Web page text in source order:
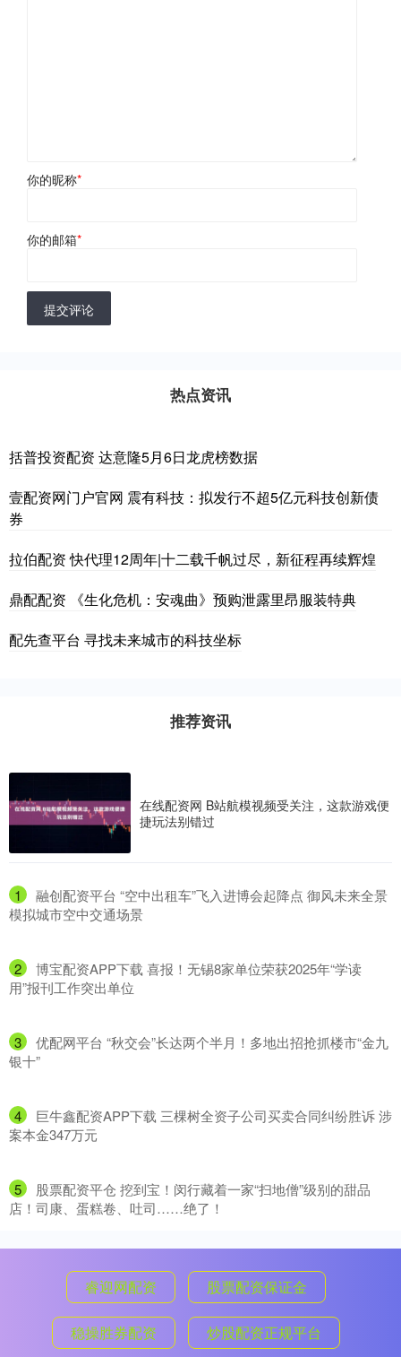
你的昵称*
你的邮箱*
提交评论
热点资讯
括普投资配资 达意隆5月6日龙虎榜数据
壹配资网门户官网 震有科技：拟发行不超5亿元科技创新债
券
拉伯配资 快代理12周年|十二载千帆过尽，新征程再续辉煌
鼎配配资 《生化危机：安魂曲》预购泄露里昂服装特典
配先查平台 寻找未来城市的科技坐标
推荐资讯
在线配资网 B站航模视频受关注，这款游戏便
捷玩法别错过
1
​融创配资平台 “空中出租车”飞入进博会起降点 御风未来全景
模拟城市空中交通场景
2
​博宝配资APP下载 喜报！无锡8家单位荣获2025年“学读
用”报刊工作突出单位
3
​优配网平台 “秋交会”长达两个半月！多地出招抢抓楼市“金九
银十”
4
​巨牛鑫配资APP下载 三棵树全资子公司买卖合同纠纷胜诉 涉
案本金347万元
5
​股票配资平仓 挖到宝！闵行藏着一家“扫地僧”级别的甜品
店！司康、蛋糕卷、吐司……绝了！
睿迎网配资 股票配资保证金
稳操胜券配资 炒股配资正规平台